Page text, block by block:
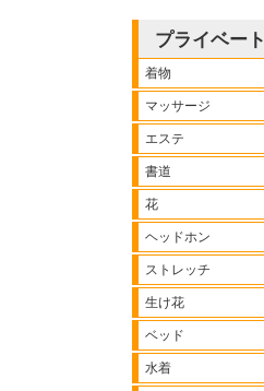
プライベート
着物
マッサージ
エステ
書道
花
ヘッドホン
ストレッチ
生け花
ベッド
水着